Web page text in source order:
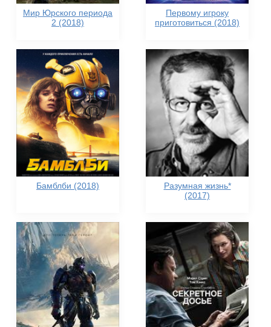
Мир Юрского периода
2 (2018)
Первому игроку
приготовиться (2018)
Бамблби (2018)
Разумная жизнь*
(2017)